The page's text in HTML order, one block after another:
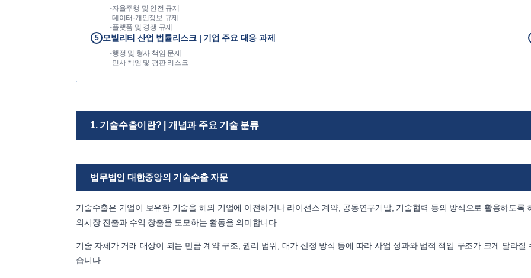
-자율주행 및 안전 규제
-데이터·개인정보 규제
-플랫폼 및 경쟁 규제
5
모빌리티 산업 법률리스크 | 기업 주요 대응 과제
-행정 및 형사 책임 문제
-민사 책임 및 평판 리스크
1. 기술수출이란? | 개념과 주요 기술 분류
법무법인 대한중앙의 기술수출 자문
기술수출은 기업이 보유한 기술을 해외 기업에 이전하거나 라이선스 계약, 공동연구개발, 기술협력 등의 방식으로 활용하도록
외시장 진출과 수익 창출을 도모하는 활동을 의미합니다.
기술 자체가 거래 대상이 되는 만큼 계약 구조, 권리 범위, 대가 산정 방식 등에 따라 사업 성과와 법적 책임 구조가 크게 달라질
습니다.